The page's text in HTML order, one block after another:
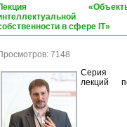
в сфере IT»
7148
Серия
лекций